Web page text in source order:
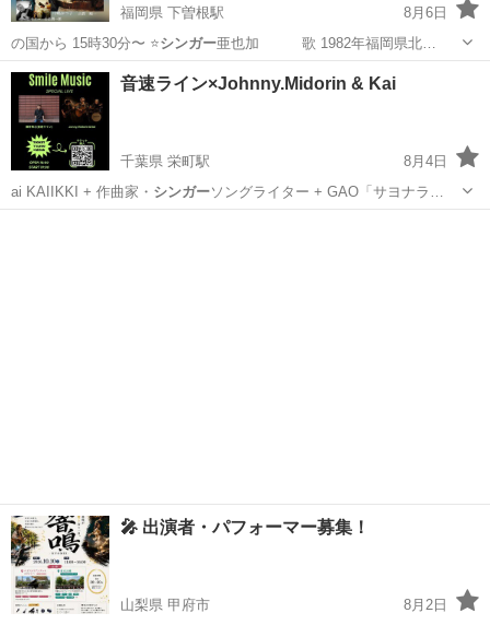
福岡県 下曽根駅
8月6日
の国から 15時30分〜 ⭐️シンガー 亜也加 歌 1982年福岡県北…
福岡 北九州市 下曽根駅
音速ライン×Johnny.Midorin & Kai
千葉県 栄町駅
8月4日
ai KAIIKKI + 作曲家・ シンガーソングライター + GAO「サヨナラ…
🎤 出演者・パフォーマー募集！
山梨県 甲府市
8月2日